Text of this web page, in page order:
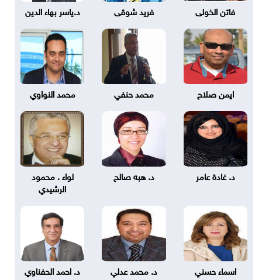
فاتن الخولى فريد شوقى د.ياسر بهاء الدين
ايمن صلاح محمد حنفي محمد النواوي
د. غادة عامر د. هبه صالح
لواء . محمود
الرشيدي
اسماء حسني د. محمد عدلي د. احمد الحفناوي